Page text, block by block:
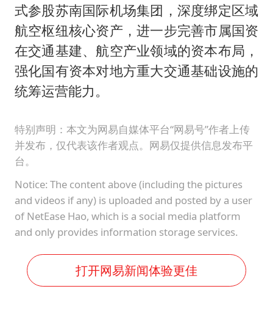
式参股苏南国际机场集团，深度绑定区域
航空枢纽核心资产，进一步完善市属国资
在交通基建、航空产业领域的资本布局，
强化国有资本对地方重大交通基础设施的
统筹运营能力。
特别声明：本文为网易自媒体平台“网易号”作者上传
并发布，仅代表该作者观点。网易仅提供信息发布平
台。
Notice: The content above (including the pictures
and videos if any) is uploaded and posted by a user
of NetEase Hao, which is a social media platform
and only provides information storage services.
打开网易新闻体验更佳